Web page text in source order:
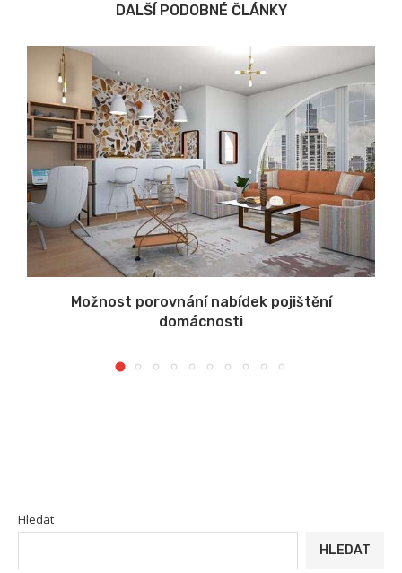
DALŠÍ PODOBNÉ ČLÁNKY
Možnost porovnání nabídek pojištění
domácnosti
Hledat
HLEDAT